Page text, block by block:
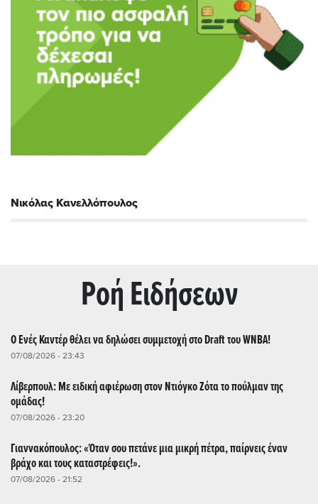
Νικόλας Κανελλόπουλος
Ρoή Ειδήσεων
Ο Ενές Καντέρ θέλει να δηλώσει συμμετοχή στο Draft του WNBA!
07/08/2026 - 23:43
Λίβερπουλ: Με ειδική αφιέρωση στον Ντιόγκο Ζότα το πούλμαν της
ομάδας!
07/08/2026 - 23:20
Γιαννακόπουλος: «Όταν σου πετάνε μια μικρή πέτρα, παίρνεις έναν
βράχο και τους καταστρέφεις!».
07/08/2026 - 21:52